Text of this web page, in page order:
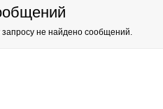
не найдено сообщений.